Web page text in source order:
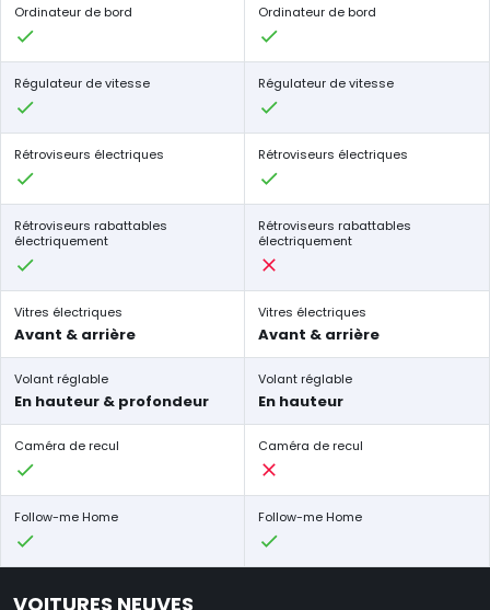
Ordinateur de bord Ordinateur de bord
Régulateur de vitesse Régulateur de vitesse
Rétroviseurs électriques Rétroviseurs électriques
Rétroviseurs rabattables
électriquement
Rétroviseurs rabattables
électriquement
Vitres électriques
Avant & arrière
Vitres électriques
Avant & arrière
Volant réglable
En hauteur & profondeur
Volant réglable
En hauteur
Caméra de recul Caméra de recul
Follow-me Home Follow-me Home
VOITURES NEUVES